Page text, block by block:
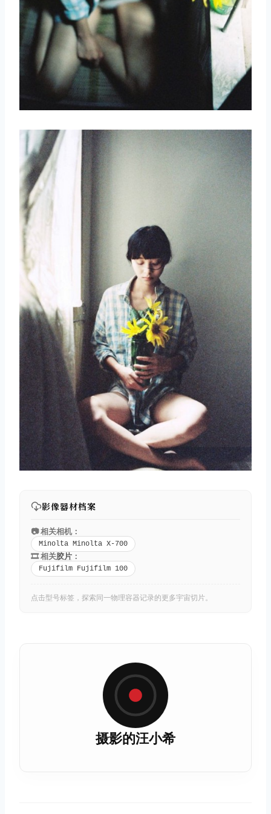
影像器材档案
📷 相关相机：
Minolta Minolta X-700
🎞️ 相关胶片 ：
Fujifilm Fujifilm 100
点击型号标签，探索同一物理容器记录的更多宇宙切片。
摄影的汪小希
取消